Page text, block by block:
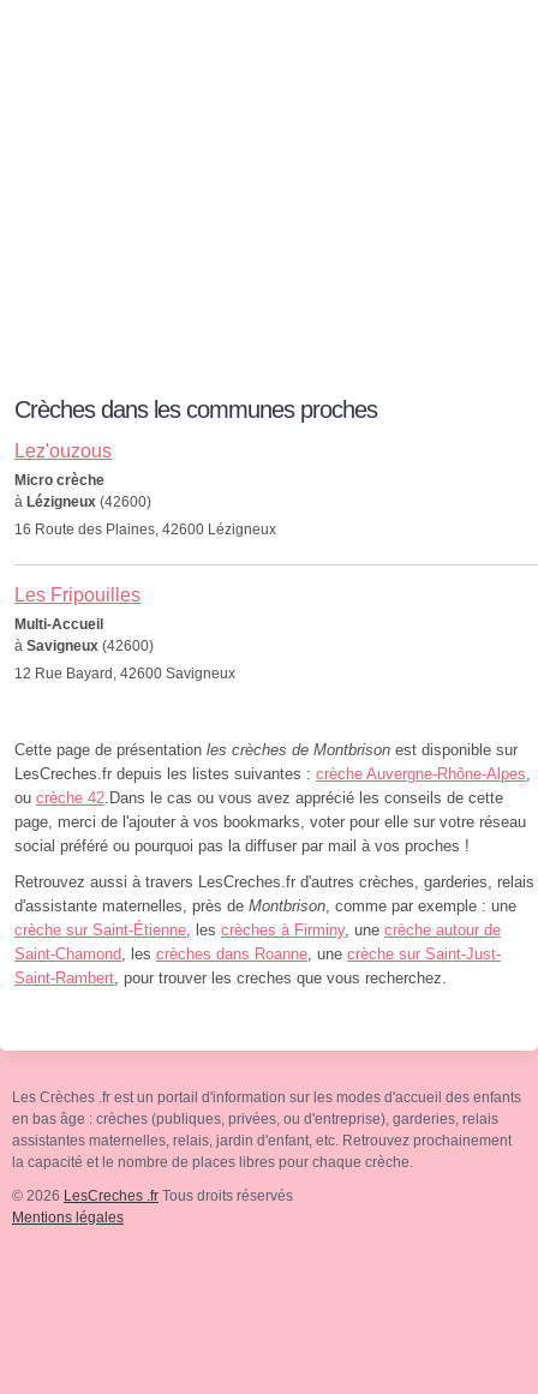
Crèches dans les communes proches
Lez'ouzous
Micro crèche
à Lézigneux (42600)
16 Route des Plaines, 42600 Lézigneux
Les Fripouilles
Multi-Accueil
à Savigneux (42600)
12 Rue Bayard, 42600 Savigneux
Cette page de présentation les crèches de Montbrison est disponible sur
LesCreches.fr depuis les listes suivantes : crèche Auvergne-Rhône-Alpes,
ou crèche 42.Dans le cas ou vous avez apprécié les conseils de cette
page, merci de l'ajouter à vos bookmarks, voter pour elle sur votre réseau
social préféré ou pourquoi pas la diffuser par mail à vos proches !
Retrouvez aussi à travers LesCreches.fr d'autres crèches, garderies, relais
d'assistante maternelles, près de Montbrison, comme par exemple : une
crèche sur Saint-Étienne, les crèches à Firminy, une crèche autour de
Saint-Chamond, les crèches dans Roanne, une crèche sur Saint-Just-
Saint-Rambert, pour trouver les creches que vous recherchez.
Les Crèches .fr est un portail d'information sur les modes d'accueil des enfants
en bas âge : crèches (publiques, privées, ou d'entreprise), garderies, relais
assistantes maternelles, relais, jardin d'enfant, etc. Retrouvez prochainement
la capacité et le nombre de places libres pour chaque crèche.
© 2026 LesCreches .fr Tous droits réservés
Mentions légales